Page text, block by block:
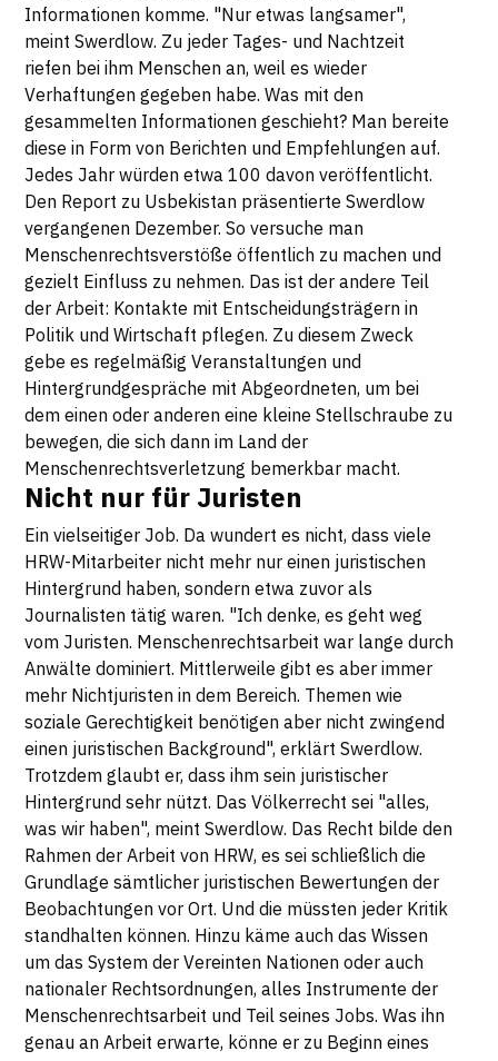
Informationen komme. "Nur etwas langsamer",
meint Swerdlow. Zu jeder Tages- und Nachtzeit
riefen bei ihm Menschen an, weil es wieder
Verhaftungen gegeben habe. Was mit den
gesammelten Informationen geschieht? Man bereite
diese in Form von Berichten und Empfehlungen auf.
Jedes Jahr würden etwa 100 davon veröffentlicht.
Den Report zu Usbekistan präsentierte Swerdlow
vergangenen Dezember. So versuche man
Menschenrechtsverstöße öffentlich zu machen und
gezielt Einfluss zu nehmen. Das ist der andere Teil
der Arbeit: Kontakte mit Entscheidungsträgern in
Politik und Wirtschaft pflegen. Zu diesem Zweck
gebe es regelmäßig Veranstaltungen und
Hintergrundgespräche mit Abgeordneten, um bei
dem einen oder anderen eine kleine Stellschraube zu
bewegen, die sich dann im Land der
Menschenrechtsverletzung bemerkbar macht.
Nicht nur für Juristen
Ein vielseitiger Job. Da wundert es nicht, dass viele
HRW-Mitarbeiter nicht mehr nur einen juristischen
Hintergrund haben, sondern etwa zuvor als
Journalisten tätig waren. "Ich denke, es geht weg
vom Juristen. Menschenrechtsarbeit war lange durch
Anwälte dominiert. Mittlerweile gibt es aber immer
mehr Nichtjuristen in dem Bereich. Themen wie
soziale Gerechtigkeit benötigen aber nicht zwingend
einen juristischen Background", erklärt Swerdlow.
Trotzdem glaubt er, dass ihm sein juristischer
Hintergrund sehr nützt. Das Völkerrecht sei "alles,
was wir haben", meint Swerdlow. Das Recht bilde den
Rahmen der Arbeit von HRW, es sei schließlich die
Grundlage sämtlicher juristischen Bewertungen der
Beobachtungen vor Ort. Und die müssten jeder Kritik
standhalten können. Hinzu käme auch das Wissen
um das System der Vereinten Nationen oder auch
nationaler Rechtsordnungen, alles Instrumente der
Menschenrechtsarbeit und Teil seines Jobs. Was ihn
genau an Arbeit erwarte, könne er zu Beginn eines